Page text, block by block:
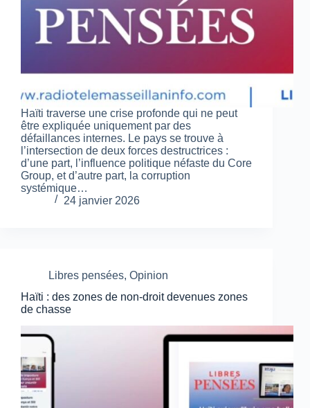
Haïti traverse une crise profonde qui ne peut
être expliquée uniquement par des
défaillances internes. Le pays se trouve à
l’intersection de deux forces destructrices :
d’une part, l’influence politique néfaste du Core
Group, et d’autre part, la corruption
systémique…
24 janvier 2026
Libres pensées, Opinion
Haïti : des zones de non-droit devenues zones
de chasse